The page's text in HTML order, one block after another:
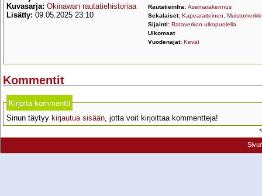
Kuvasarja: Okinawan rautatiehistoriaa
Lisätty: 09.05.2025 23:10
Rautatieinfra: Asemarakennus
Sekalaiset: Kapearaiteinen
Muistomerkki
Sijainti: Rataverkon ulkopuolella
Ulkomaat
Vuodenajat: Kevät
Kommentit
Kirjoita kommentti
Sinun täytyy kirjautua sisään, jotta voit kirjoittaa kommentteja!